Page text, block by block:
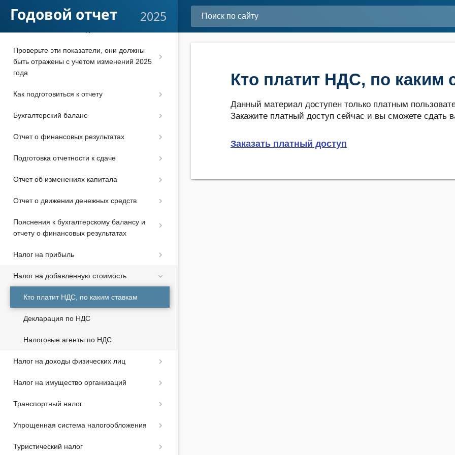
Годовой отчет 2025
Новые требования к бухгалтерской
Проверьте эти показатели, они должны
быть отражены с учетом изменений 2025
года
Как подготовиться к отчету
Бухгалтерский баланс
Отчет о финансовых результатах
Подготовка отчетности к сдаче
Отчет об изменениях капитала
Отчет о движении денежных средств
Пояснения к бухгалтерскому балансу и
отчету о финансовых результатах
Налог на прибыль
Налог на добавленную стоимость
Кто платит НДС, по каким ставкам
Декларация по НДС
Налоговые агенты по НДС
Налог на доходы физических лиц
Налог на имущество организаций
Транспортный налог
Упрощенная система налогообложения
Туристический налог
Кто платит НДС, по каким
Данный материал доступен только платным
Закажите платный доступ сейчас и вы сможете сдать
Заказать платный доступ